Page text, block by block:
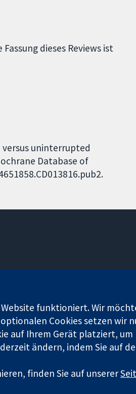
dieses Reviews ist
versus uninterrupted
Database of
in Wales als eine Gesellschaft
für die Webseite
funktioniert. Wir
Cookies setzen wir
auf Ihrem Gerät platziert,
ändern, indem Sie auf
finden Sie auf unserer